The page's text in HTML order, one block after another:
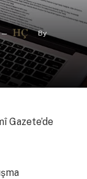
By
Gazete’de